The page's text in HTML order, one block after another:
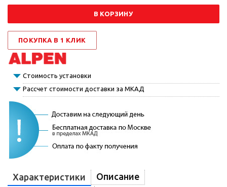
В КОРЗИНУ
ПОКУПКА В 1 КЛИК
Стоимость установки
Рассчет стоимости доставки за МКАД
Характеристики
Описание